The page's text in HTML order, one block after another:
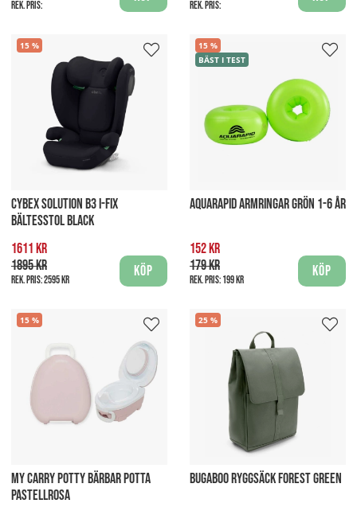
Rek. pris: Rek. pris:
15
CYBEX SOLUTION B3 I-FIX
BÄLTESSTOL BLACK
1611 kr
1895 kr
Rek. pris:2595 kr
Köp
15
BÄST I TEST
AQUARAPID ARMRINGAR GRÖN 1-6 ÅR
152 kr
179 kr
Rek. pris:199 kr
Köp
15
MY CARRY POTTY BÄRBAR POTTA
PASTELLROSA
25
BUGABOO RYGGSÄCK FOREST GREEN